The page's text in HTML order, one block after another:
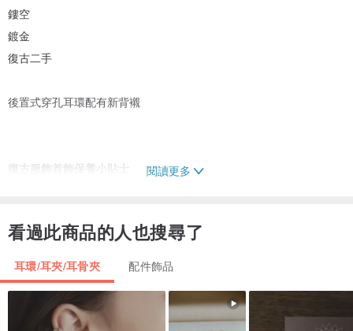
鏤空
鍍金
復古二手
後置式穿孔耳環配有新背襯
復古服飾首飾保養小貼士
此，請妥善保管您的古董首飾，我們有一些提示需要記住：
・ 將您的古董首飾存放在乾燥、涼爽和無塵的環境中。
・ 切勿將帶箔背襯的水鑽飾品浸入水中。
・ 使用外用酒精或 Windex 作為清潔劑。
閱讀更多
看過此商品的人也搜尋了
耳環/耳夾/耳骨夾 配件飾品